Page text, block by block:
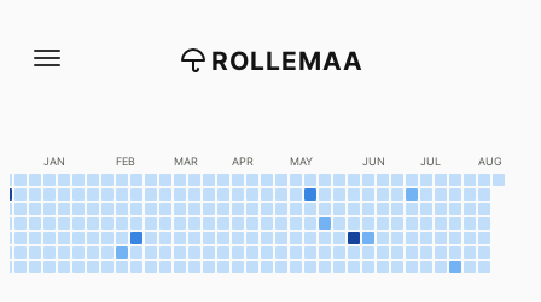
suoraan
ROLLEMAA
JAN FEB MAR APR MAY JUN JUL AUG